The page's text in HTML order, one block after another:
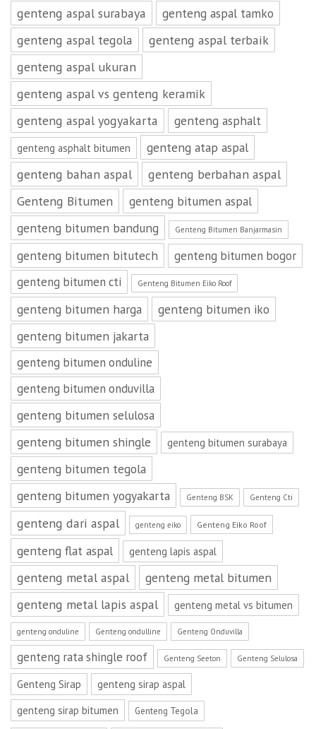
genteng aspal surabaya
genteng aspal tamko
genteng aspal tegola
genteng aspal terbaik
genteng aspal ukuran
genteng aspal vs genteng keramik
genteng aspal yogyakarta
genteng asphalt
genteng asphalt bitumen
genteng atap aspal
genteng bahan aspal
genteng berbahan aspal
Genteng Bitumen
genteng bitumen aspal
genteng bitumen bandung
Genteng Bitumen Banjarmasin
genteng bitumen bitutech
genteng bitumen bogor
genteng bitumen cti
Genteng Bitumen Eiko Roof
genteng bitumen harga
genteng bitumen iko
genteng bitumen jakarta
genteng bitumen onduline
genteng bitumen onduvilla
genteng bitumen selulosa
genteng bitumen shingle
genteng bitumen surabaya
genteng bitumen tegola
genteng bitumen yogyakarta
Genteng BSK Genteng Cti
genteng dari aspal genteng eiko Genteng Eiko Roof
genteng flat aspal genteng lapis aspal
genteng metal aspal
genteng metal bitumen
genteng metal lapis aspal
genteng metal vs bitumen
genteng onduline Genteng ondulline Genteng Onduvilla
genteng rata shingle roof Genteng Seeton Genteng Selulosa
Genteng Sirap
genteng sirap aspal
genteng sirap bitumen
Genteng Tegola